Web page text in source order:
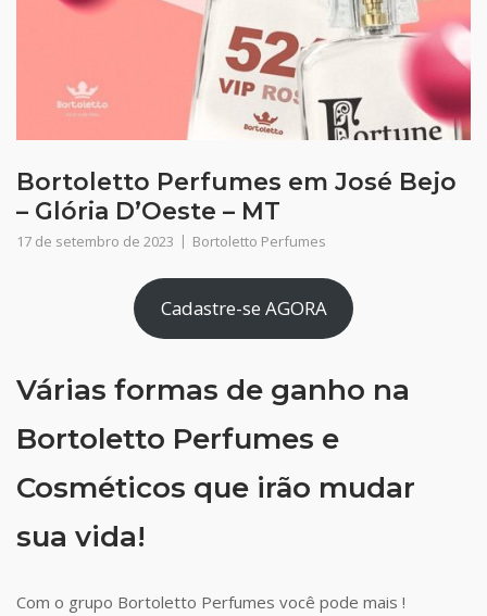
Bortoletto Perfumes em José Bejo
– Glória D’Oeste – MT
17 de setembro de 2023 Bortoletto Perfumes
Cadastre-se AGORA
Várias formas de ganho na
Bortoletto Perfumes e
Cosméticos que irão mudar
sua vida!
Com o grupo Bortoletto Perfumes você pode mais !